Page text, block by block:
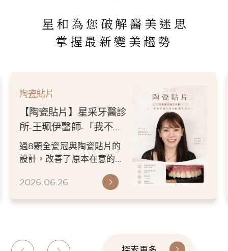
星和為您破解醫美迷思
掌握最新變美趨勢
陶瓷貼片
【陶瓷貼片+冷光美白】
星采牙醫診所-王珮伊醫
師-她不是想要一口「很
白」的牙齒，而是想找回
有時候改變一個人的氣質，
不需要做很多。 透過冷光美
貼片，不僅改善了牙齒顏
2026.06.26